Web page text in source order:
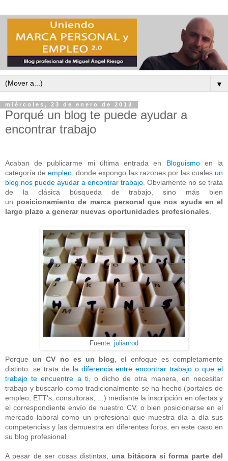
▼
miércoles, 23 de enero de 2013
Porqué un blog te puede ayudar a
encontrar trabajo
Acaban de publicarme mi última entrada en Bloguismoen la
categoría deempleo, donde expongo las razones por las cualesun
blog nos puede ayudar a encontrar trabajo. Obviamente no se trata
de la clásica búsqueda de trabajo, sino más bien
un posicionamiento de marca personal que nos ayuda en el
largo plazo a generar nuevas oportunidades profesionales.
Fuente: julianrod
Porque un CV no es un blog , el enfoque es completamente
distinto: se trata de la diferencia entre encontrar trabajo o que el
trabajo te encuentre a ti, o dicho de otra manera, en necesitar
trabajo y buscarlo como tradicionalmente se ha hecho (portales de
empleo, ETT's, consultoras, ...) mediante la inscripción en ofertas y
el correspondiente envío de nuestro CV, o bien posicionarse en el
mercado laboral como un profesional que muestra día a día sus
competencias y las demuestra en diferentes foros, en este caso en
su blog profesional.
A pesar de ser cosas distintas, una bitácora sí forma parte del